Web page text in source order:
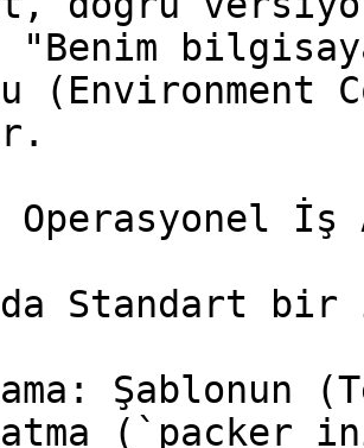
"Benim
(Environment
Operasyonel İş
Standart
Şablonun
(`packer